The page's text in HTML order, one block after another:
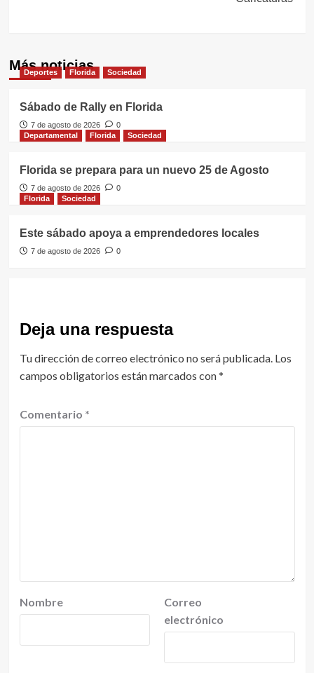
Más noticias
Deportes Florida Sociedad
Sábado de Rally en Florida
7 de agosto de 2026
0
Departamental
Florida Sociedad
Florida se prepara para un nuevo 25 de Agosto
7 de agosto de 2026
0
Florida
Sociedad
Este sábado apoya a emprendedores locales
7 de agosto de 2026 0
Deja una respuesta
Tu dirección de correo electrónico no será publicada. Los
campos obligatorios están marcados con*
Comentario *
Nombre
Correo
electrónico